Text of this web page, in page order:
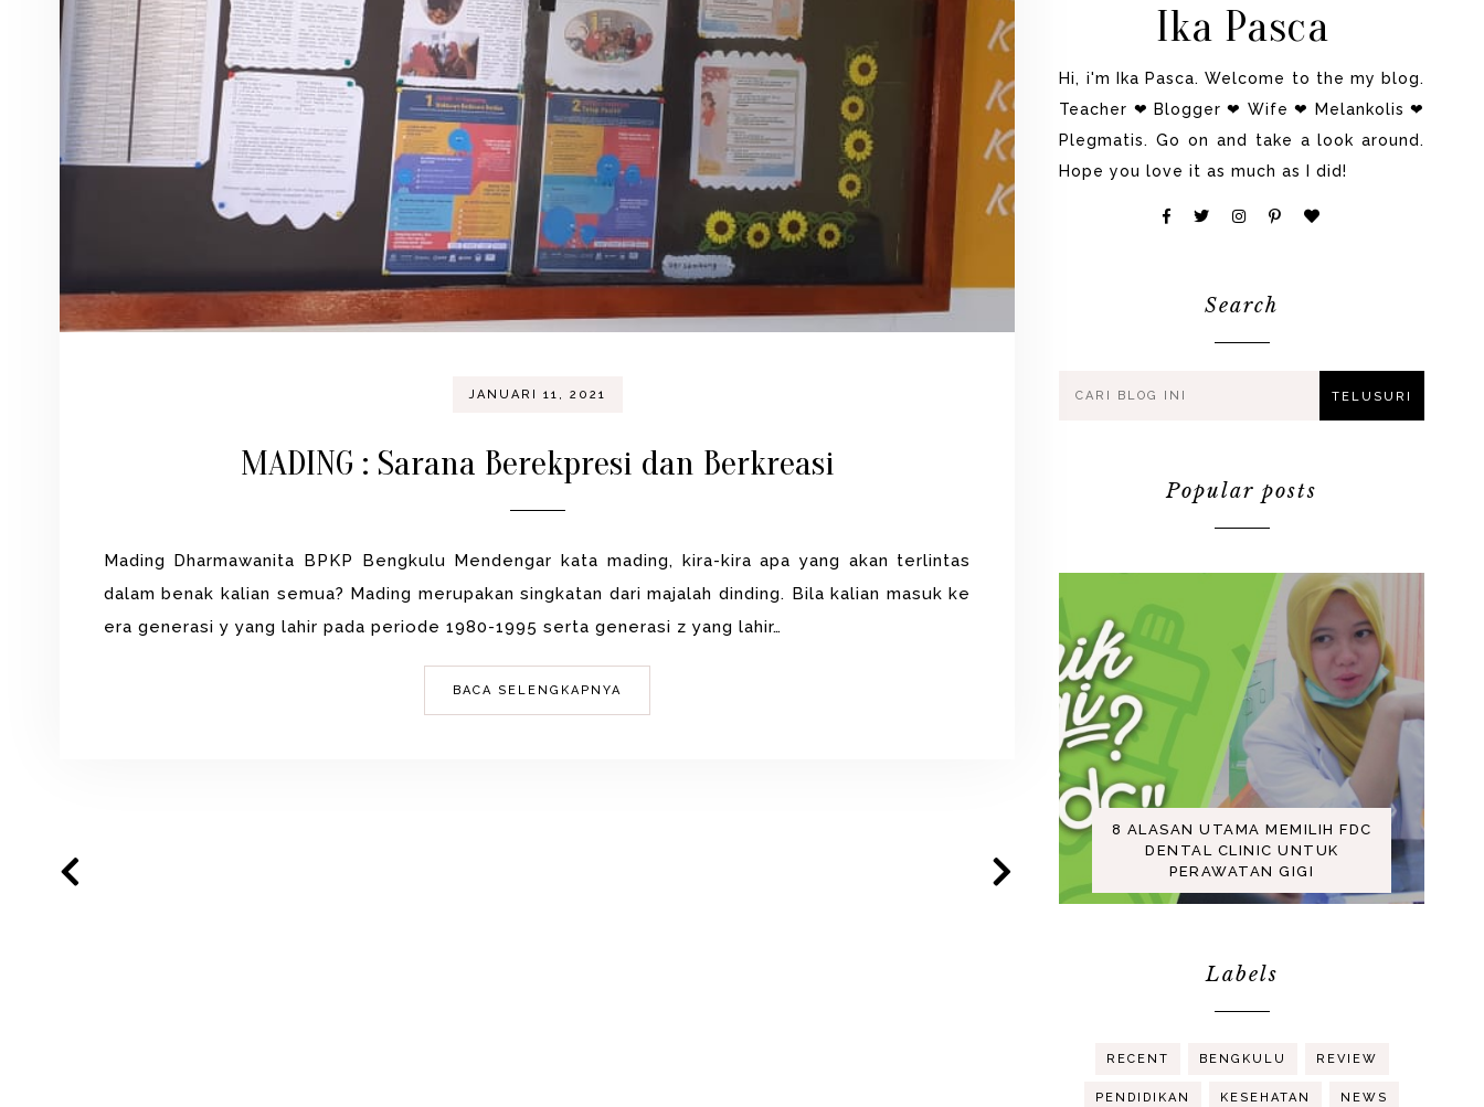
JANUARI 11, 2021
MADING : Sarana Berekpresi dan Berkreasi
Mading Dharmawanita BPKP Bengkulu Mendengar kata mading, kira-kira apa yang akan terlintas
dalam benak kalian semua? Mading merupakan singkatan dari majalah dinding. Bila kalian masuk ke
era generasi y yang lahir pada periode 1980-1995 serta generasi z yang lahir…
BACA SELENGKAPNYA
Ika Pasca
Hi, i'm Ika Pasca. Welcome to the my blog.
Teacher ❤ Blogger ❤ Wife ❤ Melankolis ❤
Plegmatis. Go on and take a look around.
Hope you love it as much as I did!
Search
Popular posts
8 ALASAN UTAMA MEMILIH FDC
DENTAL CLINIC UNTUK
PERAWATAN GIGI
Labels
RECENT BENGKULU REVIEW
PENDIDIKAN KESEHATAN NEWS